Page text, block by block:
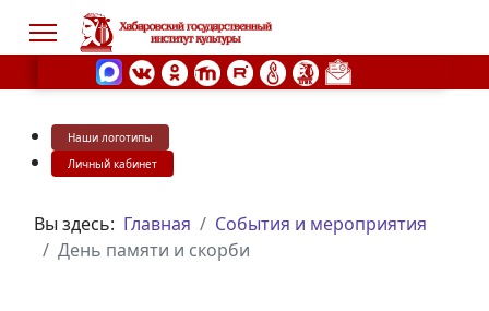
Наши логотипы
Личный кабинет
Вы здесь: Главная
События и мероприятия
День памяти и скорби